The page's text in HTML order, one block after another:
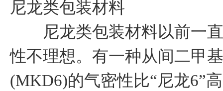
尼龙类包装材料
尼龙类包装材料以前一直
性不理想。有一种从间二甲
(MKD6)的气密性比“尼龙6”